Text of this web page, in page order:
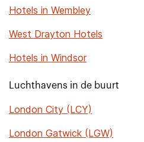
Hotels in Wembley
West Drayton Hotels
Hotels in Windsor
Luchthavens in de buurt
London City (LCY)
London Gatwick (LGW)